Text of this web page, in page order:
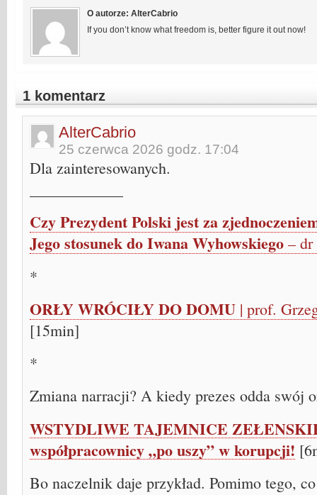
O autorze: AlterCabrio
If you don’t know what freedom is, better figure it out now!
1 komentarz
AlterCabrio
25 czerwca 2026 godz. 17:04
Dla zainteresowanych.
Czy Prezydent Polski jest za
Jego stosunek do Iwana Wyhowskiego –
*
ORŁY WRÓCIŁY DO DOMU | prof.
[15min]
*
Zmiana narracji? A kiedy prezes odda swój
WSTYDLIWE TAJEMNICE
współpracownicy „po uszy” w korupcji!
Bo naczelnik daje przykład. Pomimo tego,